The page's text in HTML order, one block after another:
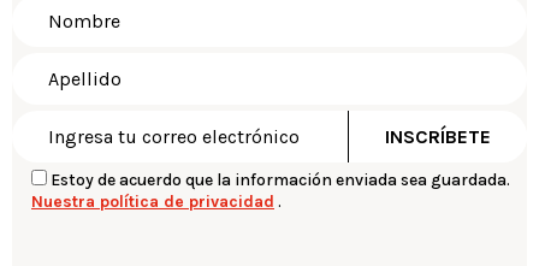
Estoy de acuerdo que la información enviada sea guardada.
Nuestra política de privacidad .